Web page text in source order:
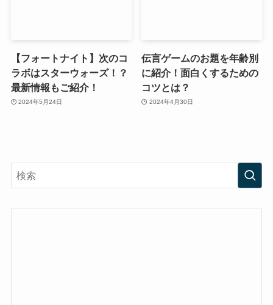
【フォートナイト】次のコ
ラボはスターウォーズ！？
最新情報もご紹介！
2024年5月24日
伝言ゲームのお題を年齢別
に紹介！面白くするための
コツとは？
2024年4月30日